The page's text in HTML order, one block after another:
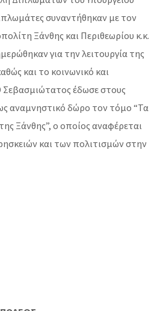
συναντήθηκαν με τον
Ξάνθης και Περιθεωρίου κ.κ.
για την λειτουργία της
και το κοινωνικό και
Σεβασμιώτατος έδωσε στους
αναμνηστικό δώρο τον τόμο “Τα
Ξάνθης”, ο οποίος αναφέρεται
και των πολιτισμών στην